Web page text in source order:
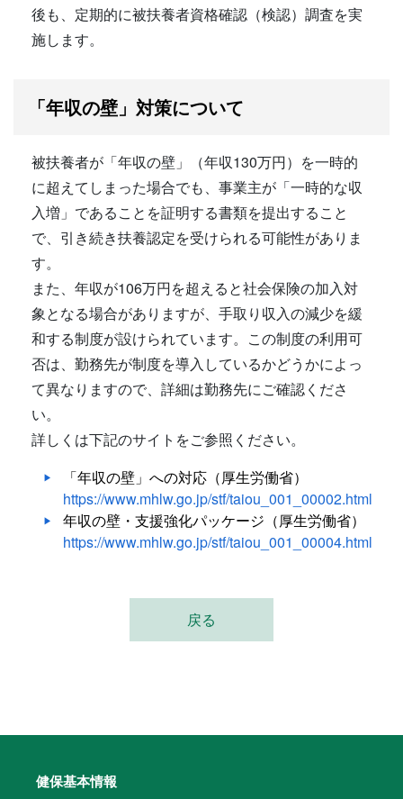
後も、定期的に被扶養者資格確認（検認）調査を実
施します。
「年収の壁」対策について
被扶養者が「年収の壁」（年収130万円）を一時的
に超えてしまった場合でも、事業主が「一時的な収
入増」であることを証明する書類を提出すること
で、引き続き扶養認定を受けられる可能性がありま
す。
また、年収が106万円を超えると社会保険の加入対
象となる場合がありますが、手取り収入の減少を緩
和する制度が設けられています。この制度の利用可
否は、勤務先が制度を導入しているかどうかによっ
て異なりますので、詳細は勤務先にご確認くださ
い。
詳しくは下記のサイトをご参照ください。
「年収の壁」への対応（厚生労働省）
https://www.mhlw.go.jp/stf/taiou_001_00002.html
年収の壁・支援強化パッケージ（厚生労働省）
https://www.mhlw.go.jp/stf/taiou_001_00004.html
戻る
健保基本情報